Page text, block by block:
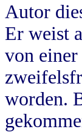
Autor
Er weist
von
worden.